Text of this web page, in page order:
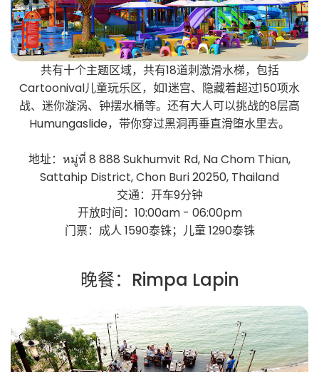
共有十个主题区域，共有18道刺激滑水梯，包括
Cartoonival儿童玩乐区，如1迷宫、隐藏着超过150项水
战、迷你漩涡、钟摆水桶等。还有大人可以挑战的8层高
Humungaslide，带你穿过黑洞再垂直滑堕水里去。
地址：หมู่ที่ 8 888 Sukhumvit Rd, Na Chom Thian,
Sattahip District, Chon Buri 20250, Thailand
交通：开车9分钟
开放时间：10:00am - 06:00pm
门票：成人 1590泰铢；儿童 1290泰铢
晚餐：Rimpa Lapin